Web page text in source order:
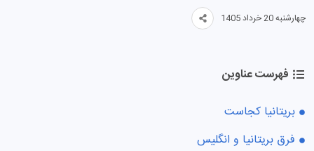
چهارشنبه 20 خرداد 1405
فهرست عناوین
بریتانیا کجاست
فرق بریتانیا و انگلیس